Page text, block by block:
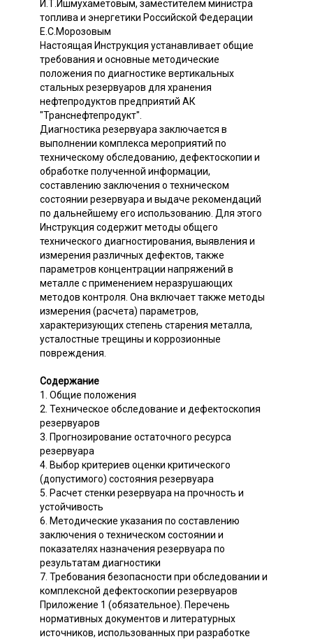
И.Т.Ишмухаметовым, заместителем министра
топлива и энергетики Российской Федерации
Е.С.Морозовым
Настоящая Инструкция устанавливает общие
требования и основные методические
положения по диагностике вертикальных
стальных резервуаров для хранения
нефтепродуктов предприятий АК
"Транснефтепродукт".
Диагностика peзepвyapa заключается в
выполнении комплекса мероприятий по
техническому обследованию, дефектоскопии и
обработке полученной информации,
составлению заключения о техническом
состоянии резервуара и выдаче рекомендаций
по дальнейшему его использованию. Для этого
Инструкция содержит методы общего
технического диагностирования, выявления и
измерения различных дефектов, также
параметров концентрации напряжений в
металле с применением неразрушающих
методов контроля. Она включает также методы
измерения (расчета) параметров,
характеризующих степень старения металла,
усталостные трещины и коррозионные
повреждения.
Содержание
1. Общие положения
2. Техническое обследование и дефектоскопия
резервуаров
3. Прогнозирование остаточного ресурса
резервуара
4. Выбор критериев оценки критического
(допустимого) состояния резервуара
5. Расчет стенки резервуара на прочность и
устойчивость
6. Методические указания по составлению
заключения о техническом состоянии и
показателях назначения резервуара по
результатам диагностики
7. Требования безопасности при обследовании и
комплексной дефектоскопии резервуаров
Приложение 1 (обязательное). Перечень
нормативных документов и литературных
источников, использованных при разработке